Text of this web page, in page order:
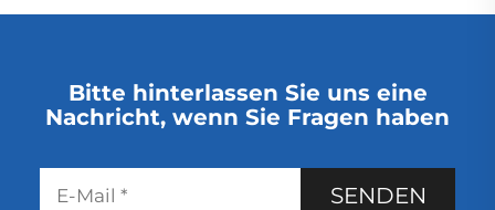
Bitte hinterlassen Sie uns eine
Nachricht, wenn Sie Fragen haben
SENDEN